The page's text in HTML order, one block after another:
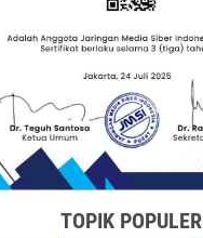
TOPIK POPULER